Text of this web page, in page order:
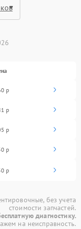
р
р
р
р
р
без учета
стоимости запчастей.
диагностику.
на неисправность.